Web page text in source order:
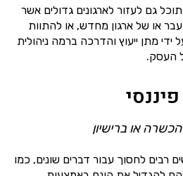
גם לעזור לארגונים גדולים אשר
או של ארגון מחדש, או להתוות
מתן ייעוץ והדרכה ברמה ניהולית
העסק.
הכשרה או ברישיון
רבים לחסוך עבור דברים שונים, כמו